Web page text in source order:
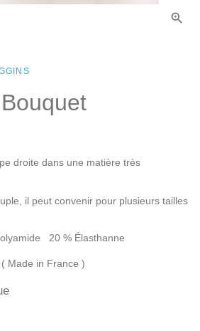
droite dans une matière très
il peut convenir pour plusieurs tailles
20 % Élasthanne
Made in France )
Unique